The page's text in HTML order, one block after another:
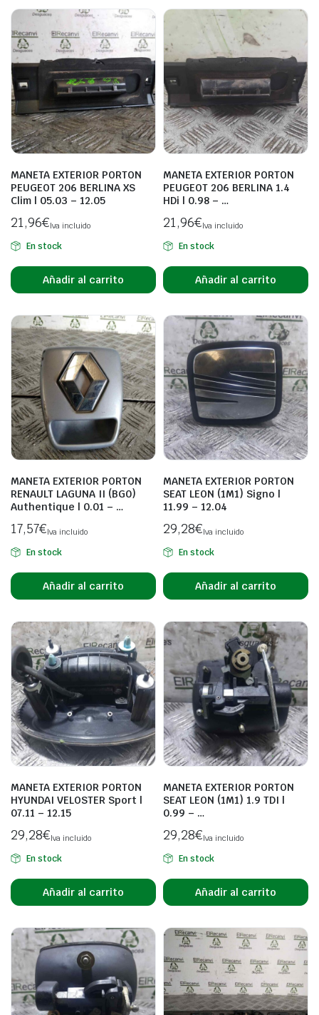
MANETA EXTERIOR PORTON
PEUGEOT 206 BERLINA XS
Clim | 05.03 – 12.05
21,96€Iva incluido
En stock
Añadir al carrito
MANETA EXTERIOR PORTON
PEUGEOT 206 BERLINA 1.4
HDi | 0.98 – …
21,96€Iva incluido
En stock
Añadir al carrito
MANETA EXTERIOR PORTON
RENAULT LAGUNA II (BG0)
Authentique | 0.01 – …
17,57€Iva incluido
En stock
Añadir al carrito
MANETA EXTERIOR PORTON
SEAT LEON (1M1) Signo |
11.99 – 12.04
29,28€Iva incluido
En stock
Añadir al carrito
MANETA EXTERIOR PORTON
HYUNDAI VELOSTER Sport |
07.11 – 12.15
29,28€Iva incluido
En stock
Añadir al carrito
MANETA EXTERIOR PORTON
SEAT LEON (1M1) 1.9 TDI |
0.99 – …
29,28€Iva incluido
En stock
Añadir al carrito